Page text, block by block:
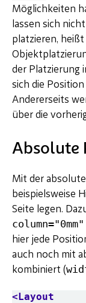
Möglichkeiten
lassen sich
platzieren, heißt
der Platzierung
sich die
Andererseits
über die
Absolute
Mit der
beispielsweise
Seite legen.
column="0mm"
hier jede
auch noch mit
kombiniert (
<Layout